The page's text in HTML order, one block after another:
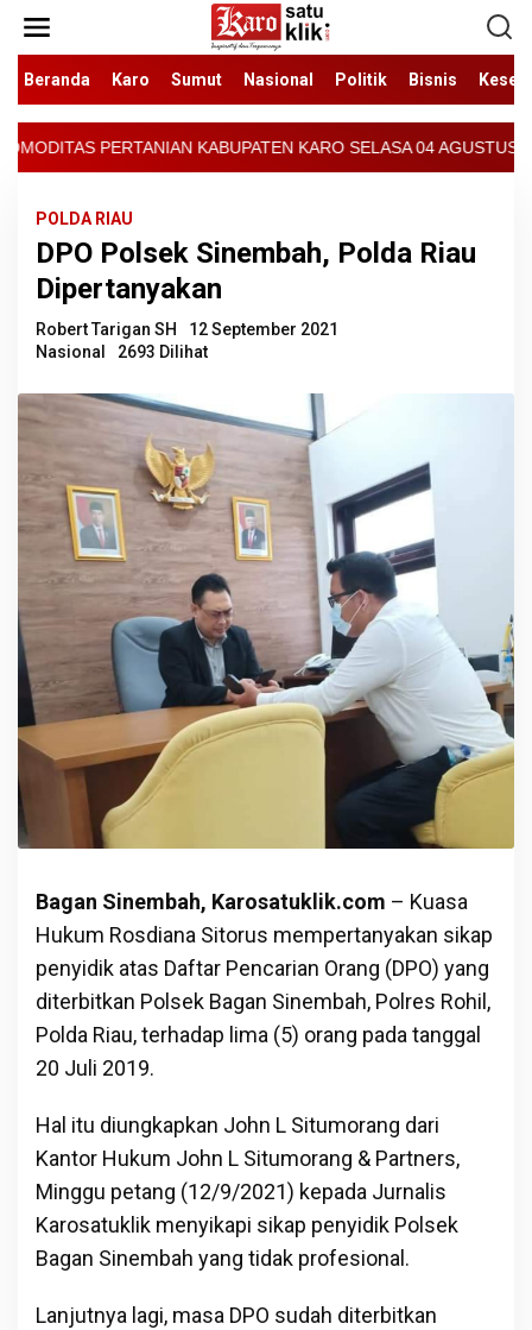
konten
Beranda
Karo Sumut Nasional Politik Bisnis
KABUPATEN KARO SELASA 04 AGUSTUS 2026 - ARCIS
POLDA RIAU
DPO Polsek Sinembah, Polda Riau
Dipertanyakan
Robert Tarigan SH
12 September 2021
Nasional
2693 Dilihat
Bagan Sinembah, Karosatuklik.com – Kuasa
Hukum Rosdiana Sitorus mempertanyakan sikap
penyidik atas Daftar Pencarian Orang (DPO) yang
diterbitkan Polsek Bagan Sinembah, Polres Rohil,
Polda Riau, terhadap lima (5) orang pada tanggal
20 Juli 2019.
Hal itu diungkapkan John L Situmorang dari
Kantor Hukum John L Situmorang & Partners,
Minggu petang (12/9/2021) kepada Jurnalis
Karosatuklik menyikapi sikap penyidik Polsek
Bagan Sinembah yang tidak profesional.
Lanjutnya lagi, masa DPO sudah diterbitkan